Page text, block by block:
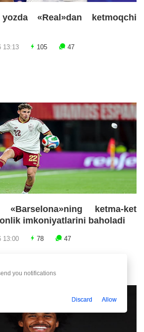
«Real»dan ketmoqchi
13:13 105 47
ketma-ket
imkoniyatlarini baholadi
13:00 78 47
you notifications
Discard Allow